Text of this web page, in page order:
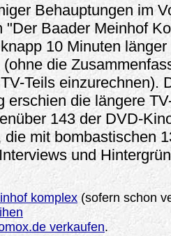
Behauptungen im
"Der Baader Meinhof
10 Minuten
die
Teils einzurechnen).
erschien die längere
143 der DVD-
die mit bombastischen
und
komplex(sofern schon
verkaufen.